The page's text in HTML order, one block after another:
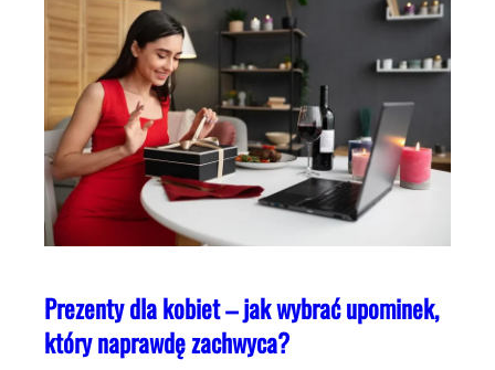
Prezenty dla kobiet – jak wybrać upominek,
który naprawdę zachwyca?